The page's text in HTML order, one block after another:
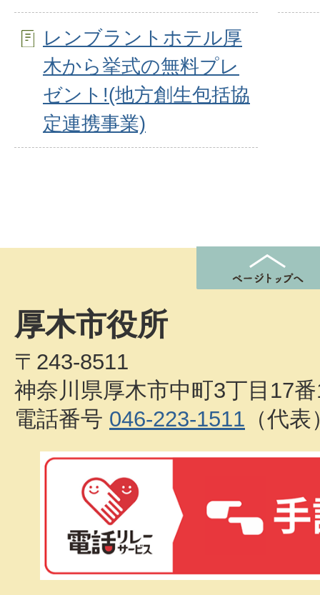
レンブラントホテル厚
木から挙式の無料プレ
ゼント!(地方創生包括協
定連携事業)
厚木市役所
〒243-8511
神奈川県厚木市中町3丁目17
電話番号 046-223-1511 （代表